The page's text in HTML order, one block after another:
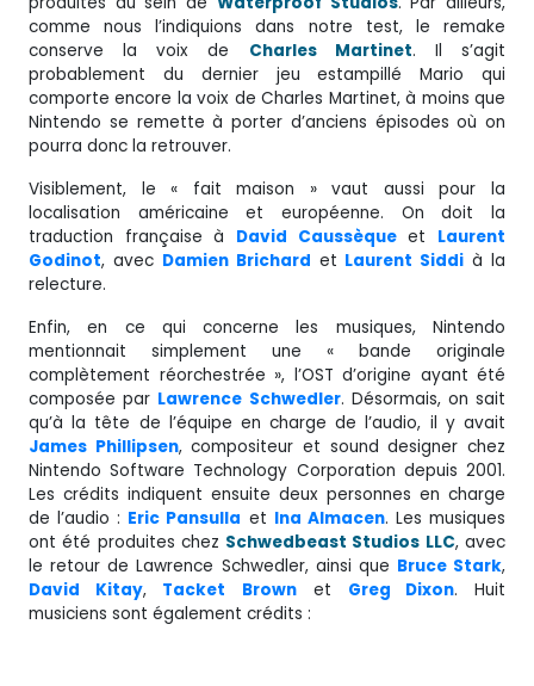
comme nous l’indiquions dans notre test, le remake
conserve la voix de Charles Martinet. Il s’agit
probablement du dernier jeu estampillé Mario qui
comporte encore la voix de Charles Martinet, à moins que
Nintendo se remette à porter d’anciens épisodes où on
pourra donc la retrouver.
Visiblement, le « fait maison » vaut aussi pour la
localisation américaine et européenne. On doit la
traduction française à David Caussèqueet Laurent
Godinot, avec Damien Brichard et Laurent Siddi à la
relecture.
Enfin, en ce qui concerne les musiques, Nintendo
mentionnait simplement une « bande originale
complètement réorchestrée », l’OST d’origine ayant été
composée par Lawrence Schwedler. Désormais, on sait
qu’à la tête de l’équipe en charge de l’audio, il y avait
James Phillipsen, compositeur et sound designer chez
Nintendo Software Technology Corporation depuis 2001.
Les crédits indiquent ensuite deux personnes en charge
de l’audio : Eric Pansulla et Ina Almacen. Les musiques
ont été produites chez Schwedbeast Studios LLC, avec
le retour de Lawrence Schwedler, ainsi que Bruce Stark,
David Kitay, Tacket Brown et Greg Dixon. Huit
musiciens sont également crédits :